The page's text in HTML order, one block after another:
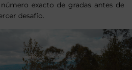
exacto de gradas antes de
desafío.